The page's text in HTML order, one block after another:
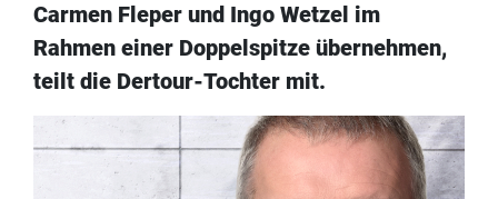
Carmen Fleper und Ingo Wetzel im
Rahmen einer Doppelspitze übernehmen,
teilt die Dertour-Tochter mit.